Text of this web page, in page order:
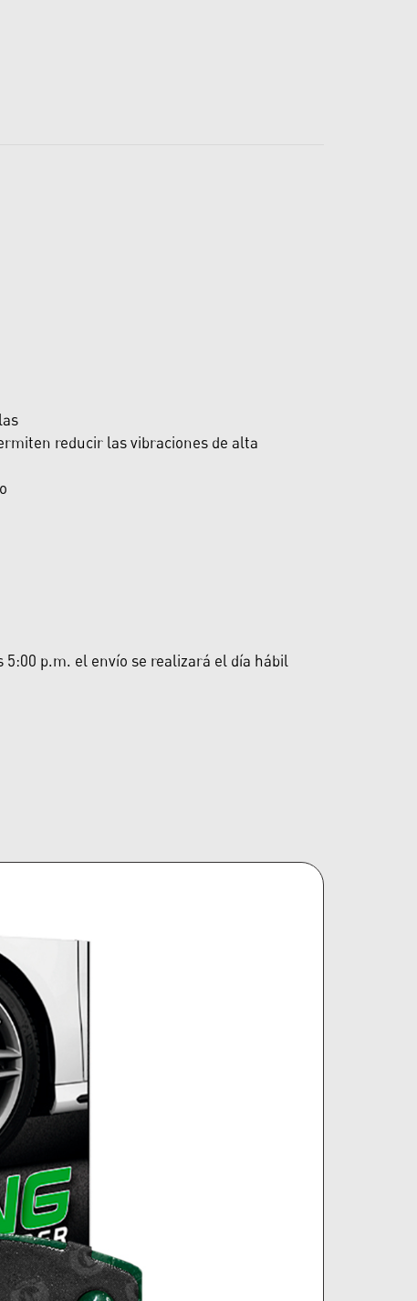
reducir las vibraciones de alta
p.m. el envío se realizará el día hábil